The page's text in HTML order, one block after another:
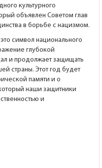
культурного
объявлен Советом глав
в борьбе с нацизмом.
символ национального
глубокой
и продолжает защищать
страны. Этот год будет
памяти и о
наши защитники
и